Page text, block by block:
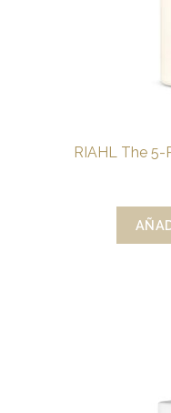
RIAHL The